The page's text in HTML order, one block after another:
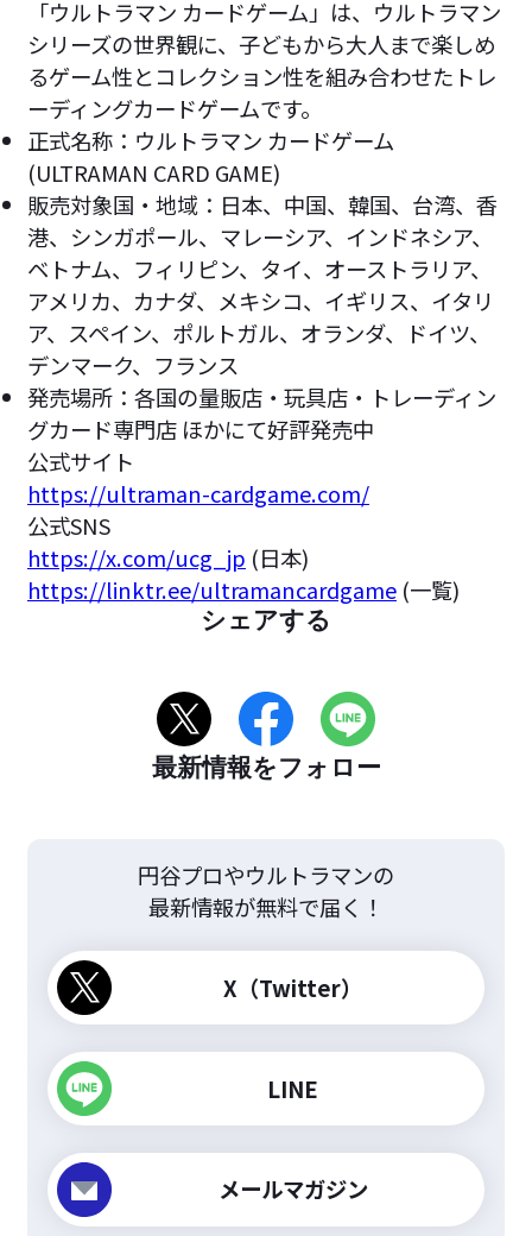
「ウルトラマン カードゲーム」は、ウルトラマン
シリーズの世界観に、子どもから大人まで楽しめ
るゲーム性とコレクション性を組み合わせたトレ
ーディングカードゲームです。
正式名称：ウルトラマン カードゲーム
(ULTRAMAN CARD GAME)
販売対象国・地域：日本、中国、韓国、台湾、香
港、シンガポール、マレーシア、インドネシア、
ベトナム、フィリピン、タイ、オーストラリア、
アメリカ、カナダ、メキシコ、イギリス、イタリ
ア、スペイン、ポルトガル、オランダ、ドイツ、
デンマーク、フランス
発売場所：各国の量販店・玩具店・トレーディン
グカード専門店 ほかにて好評発売中
公式サイト
https://ultraman-cardgame.com/
公式SNS
https://x.com/ucg_jp (日本)
https://linktr.ee/ultramancardgame(一覧)
シェアする
最新情報をフォロー
円谷プロやウルトラマンの
最新情報が無料で届く！
X（Twitter）
LINE
メールマガジン